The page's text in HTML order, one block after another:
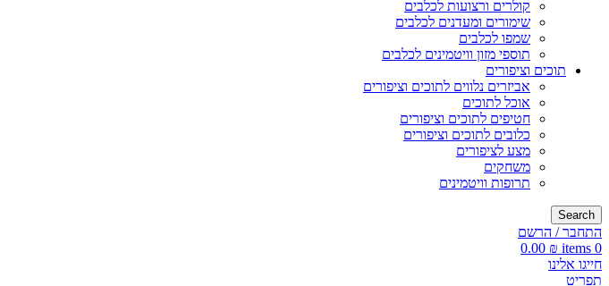
קולרים ורצועות לכלבים
שימורים ומעדנים לכלבים
שמפו לכלבים
תוספי מזון וויטמינים לכלבים
תוכים וציפורים
אביזרים נלווים לתוכים וציפורים
אוכל לתוכים
חטיפים לתוכים וציפורים
כלובים לתוכים וציפורים
מצע לציפורים
משחקים
תרופות וויטמינים
Search
התחבר / הרשם
0
items
0.00 ₪
חייגו אלינו
תפריט